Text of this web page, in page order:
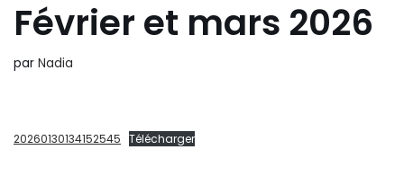
Février et mars 2026
par Nadia
20260130134152545 Télécharger